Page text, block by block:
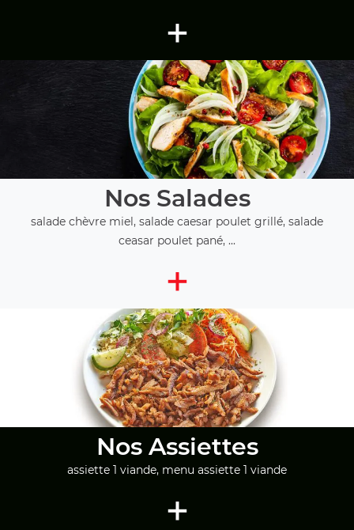
+
Nos Salades
salade chèvre miel, salade caesar poulet grillé, salade
ceasar poulet pané, ...
+
Nos Assiettes
assiette 1 viande, menu assiette 1 viande
+